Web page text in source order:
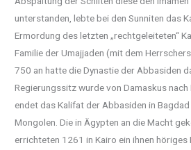
unterstanden, lebte bei den Sunniten das
Ermordung des letzten „rechtgeleiteten“
Familie der Umajjaden (mit dem
750 an hatte die Dynastie der Abbasiden
Regierungssitz wurde von Damaskus
endet das Kalifat der Abbasiden in
Mongolen. Die in Ägypten an die Macht
errichteten 1261 in Kairo ein ihnen höriges